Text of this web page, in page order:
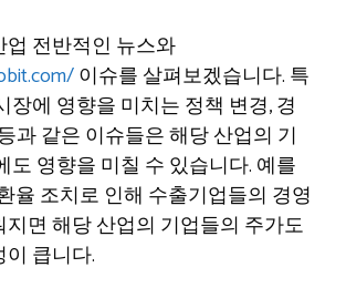
전반적인 뉴스와
이슈를 살펴보겠습니다. 특
장에 영향을 미치는 정책 변경, 경
과 같은 이슈들은 해당 산업의 기
도 영향을 미칠 수 있습니다. 예를
율 조치로 인해 수출기업들의 경영
면 해당 산업의 기업들의 주가도
큽니다.